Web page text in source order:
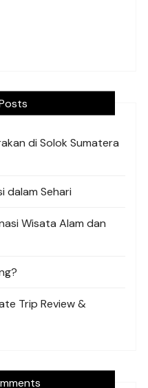
di Solok Sumatera
dalam Sehari
Wisata Alam dan
Trip Review &